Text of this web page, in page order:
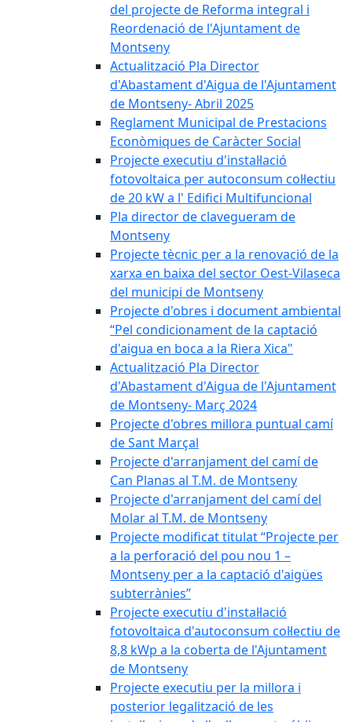
del projecte de Reforma integral i
Reordenació de l'Ajuntament de
Montseny
Actualització Pla Director
d'Abastament d'Aigua de l'Ajuntament
de Montseny- Abril 2025
Reglament Municipal de Prestacions
Econòmiques de Caràcter Social
Projecte executiu d'instal·lació
fotovoltaica per autoconsum col·lectiu
de 20 kW a l' Edifici Multifuncional
Pla director de clavegueram de
Montseny
Projecte tècnic per a la renovació de la
xarxa en baixa del sector Oest-Vilaseca
del municipi de Montseny
Projecte d'obres i document ambiental
“Pel condicionament de la captació
d'aigua en boca a la Riera Xica"
Actualització Pla Director
d'Abastament d'Aigua de l'Ajuntament
de Montseny- Març 2024
Projecte d'obres millora puntual camí
de Sant Marçal
Projecte d'arranjament del camí de
Can Planas al T.M. de Montseny
Projecte d'arranjament del camí del
Molar al T.M. de Montseny
Projecte modificat titulat “Projecte per
a la perforació del pou nou 1 –
Montseny per a la captació d'aigües
subterrànies”
Projecte executiu d'instal·lació
fotovoltaica d'autoconsum col·lectiu de
8,8 kWp a la coberta de l'Ajuntament
de Montseny
Projecte executiu per la millora i
posterior legalització de les